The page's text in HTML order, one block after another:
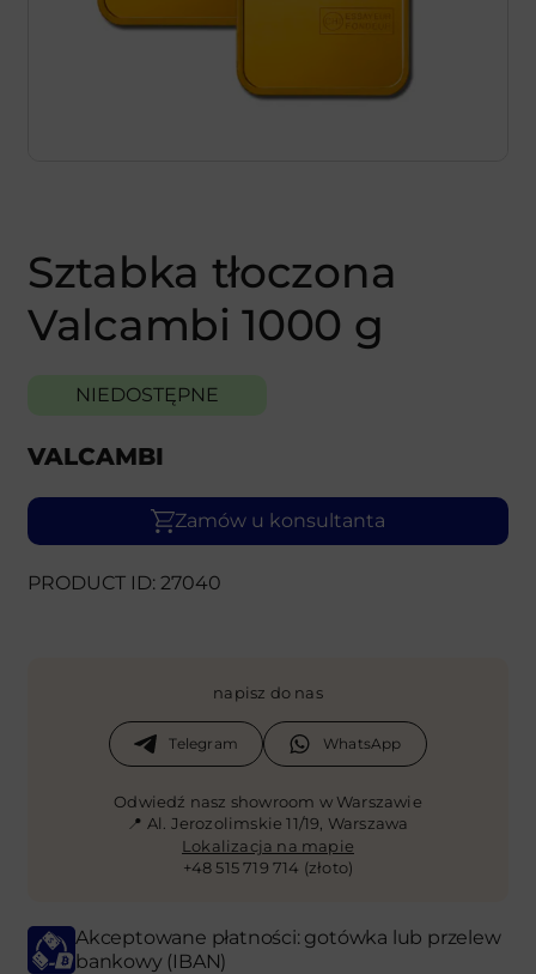
Sztabka tłoczona
Valcambi 1000 g
NIEDOSTĘPNE
VALCAMBI
Zamów u konsultanta
PRODUCT ID: 27040
napisz do nas
Telegram WhatsApp
Odwiedź nasz showroom w Warszawie
📍 Al. Jerozolimskie 11/19, Warszawa
Lokalizacja na mapie
+48 515 719 714 (złoto)
Akceptowane płatności: gotówka lub przelew
bankowy (IBAN)